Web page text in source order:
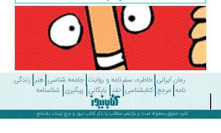
رمان ایرانی خاطره، سفرنامه و روایت جامعه شناسی هنر زندگی
مرجع کتابشناسی نقد بایگانی پیگیری شناسنامه
کلیه حقوق محفوظ است و بازنشر مطالب با ذکرکتاب نیوز و درج لینک، بلامانع .